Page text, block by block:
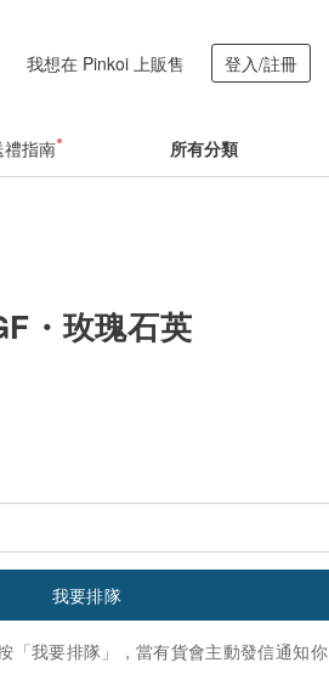
我想在 Pinkoi 上販售 登入/註冊
禮指南 所有分類
・玫瑰石英
我要排隊
「我要排隊」，當有貨會主動發信通知你